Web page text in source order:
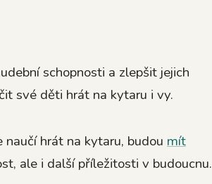
schopnosti a zlepšit jejich
své děti hrát na kytaru i vy.
hrát na kytaru, budou mít
ale i další příležitosti v budoucnu.